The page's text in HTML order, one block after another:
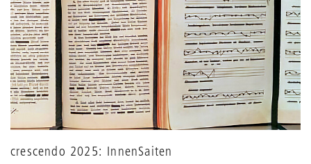
crescendo 2025: InnenSaiten